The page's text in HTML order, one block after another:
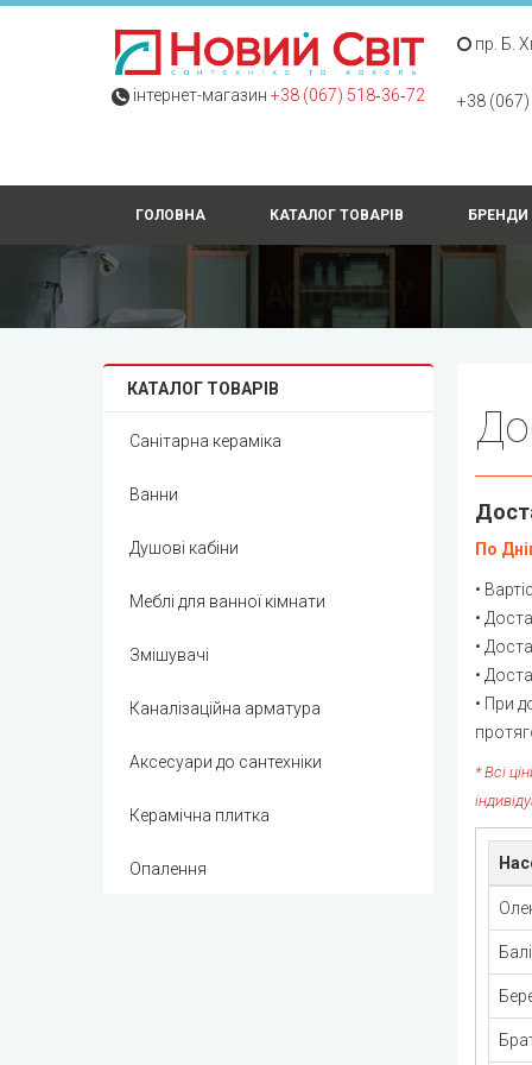
інтернет-магазин +38 (067) 518‑36‑72
пр. Б.
+38
ГОЛОВНА КАТАЛОГ ТОВАРІВ БРЕНДИ
КАТАЛОГ ТОВАРІВ
Санітарна кераміка
Ванни
Душові кабіни
Меблі для ванної кімнати
Змішувачі
Каналізаційна арматура
Аксесуари до сантехніки
Керамічна плитка
Опалення
По
•
•
•
•
• При
* Всі